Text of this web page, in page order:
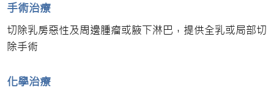
手術治療
切除乳房惡性及周邊腫瘤或腋下淋巴，提供全乳或局部切
除手術
化學治療